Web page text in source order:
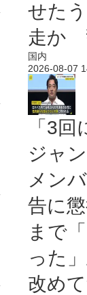
せた
走か
国内
2026-08-07
「3回
ジャ
メン
告に
まで
った
改め